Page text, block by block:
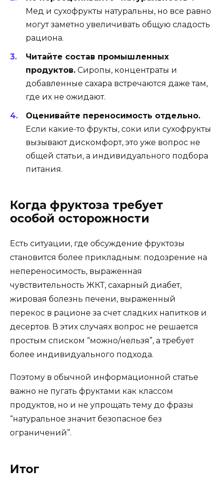
Мед и сухофрукты натуральны, но все равно
могут заметно увеличивать общую сладость
рациона.
Читайте состав промышленных
продуктов. Сиропы, концентраты и
добавленные сахара встречаются даже там,
где их не ожидают.
Оценивайте переносимость отдельно.
Если какие-то фрукты, соки или сухофрукты
вызывают дискомфорт, это уже вопрос не
общей статьи, а индивидуального подбора
питания.
Когда фруктоза требует
особой осторожности
Есть ситуации, где обсуждение фруктозы
становится более прикладным: подозрение на
непереносимость, выраженная
чувствительность ЖКТ, сахарный диабет,
жировая болезнь печени, выраженный
перекос в рационе за счет сладких напитков и
десертов. В этих случаях вопрос не решается
простым списком “можно/нельзя”, а требует
более индивидуального подхода.
Поэтому в обычной информационной статье
важно не пугать фруктами как классом
продуктов, но и не упрощать тему до фразы
“натуральное значит безопасное без
ограничений”.
Итог